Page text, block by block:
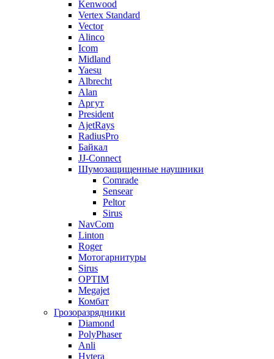
Kenwood
Vertex Standard
Vector
Alinco
Icom
Midland
Yaesu
Albrecht
Alan
Аргут
President
AjetRays
RadiusPro
Байкал
JJ-Connect
Шумозащищенные наушники
Comrade
Sensear
Peltor
Sirus
NavCom
Linton
Roger
Мотогарнитуры
Sirus
OPTIM
Megajet
Комбат
Грозоразрядники
Diamond
PolyPhaser
Anli
Hytera